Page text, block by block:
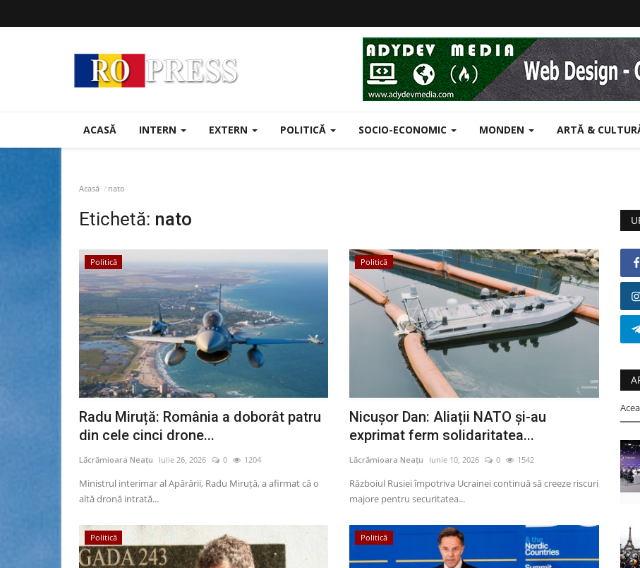
ACASĂ INTERN EXTERN POLITICĂ SOCIO-ECONOMIC MONDEN ARTĂ &
Acasă nato
Etichetă: nato
Politică
Radu Miruță: România a doborât patru
din cele cinci drone...
Lăcrămioara Neațu Iulie 26, 2026 0 1204
Ministrul interimar al Apărării, Radu Miruță, a afirmat că o
altă dronă intrată...
Politică
Nicușor Dan: Aliații NATO și-au
exprimat ferm solidaritatea...
Lăcrămioara Neațu Iunie 10, 2026 0 1542
Războiul Rusiei împotriva Ucrainei continuă să creeze riscuri
majore pentru securitatea...
Politică Politică